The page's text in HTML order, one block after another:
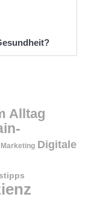
Alltag
Digitale